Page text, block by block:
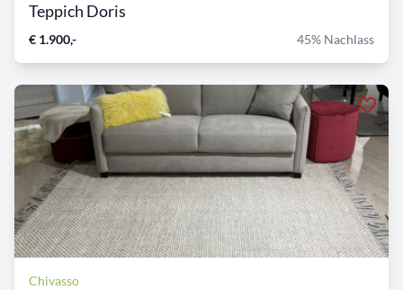
Teppich Doris
€ 1.900,- 45% Nachlass
Chivasso